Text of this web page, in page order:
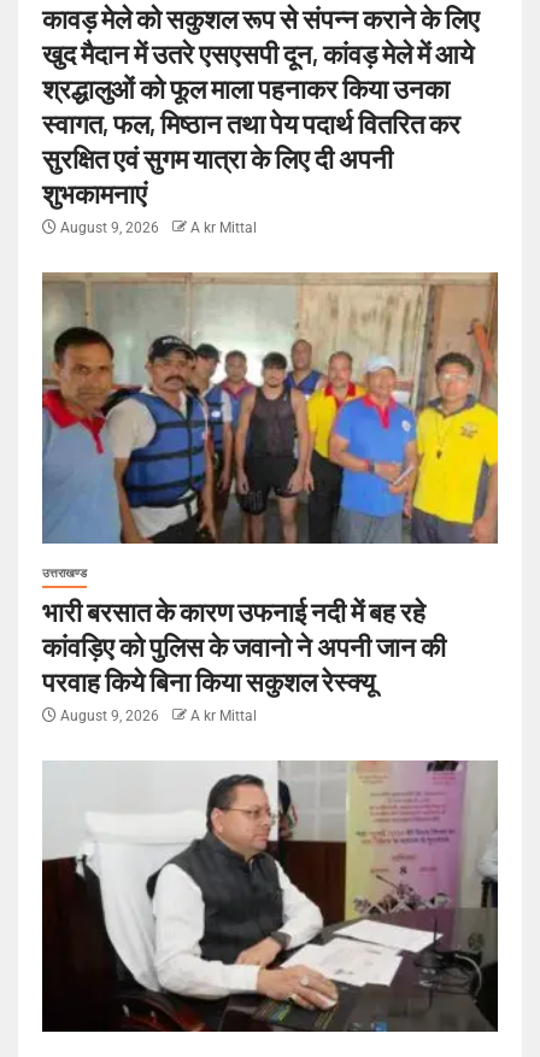
कावड़ मेले को सकुशल रूप से संपन्न कराने के लिए
खुद मैदान में उतरे एसएसपी दून, कांवड़ मेले में आये
श्रद्धालुओं को फूल माला पहनाकर किया उनका
स्वागत, फल, मिष्ठान तथा पेय पदार्थ वितरित कर
सुरक्षित एवं सुगम यात्रा के लिए दी अपनी
शुभकामनाएं
August 9, 2026 A kr Mittal
उत्तराखण्ड
भारी बरसात के कारण उफनाई नदी में बह रहे
कांवड़िए को पुलिस के जवानो ने अपनी जान की
परवाह किये बिना किया सकुशल रेस्क्यू
August 9, 2026 A kr Mittal